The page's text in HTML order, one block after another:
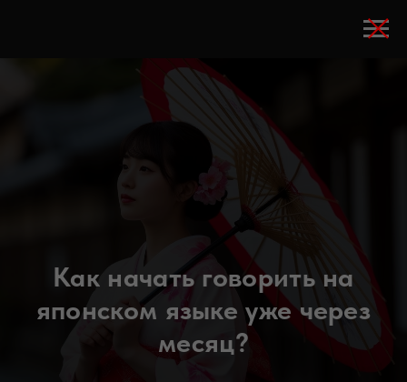
Как начать говорить на
японском языке уже через
месяц?